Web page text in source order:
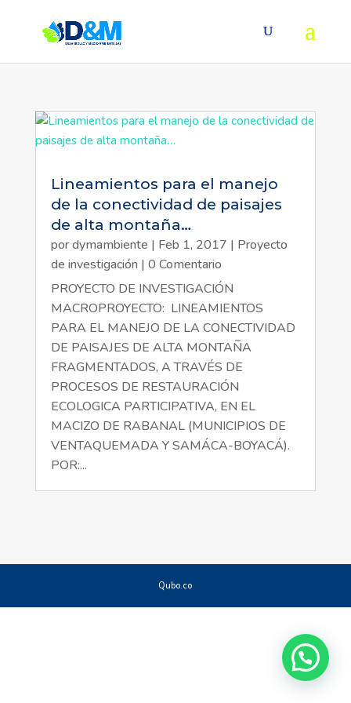
Lineamientos para el manejo
de la conectividad de paisajes
de alta montaña…
pordymambiente | Feb 1, 2017 | Proyecto
de investigación | 0 Comentario
PROYECTO DE INVESTIGACIÓN
MACROPROYECTO: LINEAMIENTOS
PARA EL MANEJO DE LA CONECTIVIDAD
DE PAISAJES DE ALTA MONTAÑA
FRAGMENTADOS, A TRAVÉS DE
PROCESOS DE RESTAURACIÓN
ECOLOGICA PARTICIPATIVA, EN EL
MACIZO DE RABANAL (MUNICIPIOS DE
VENTAQUEMADA Y SAMÁCA-BOYACÁ).
POR:...
Qubo.co